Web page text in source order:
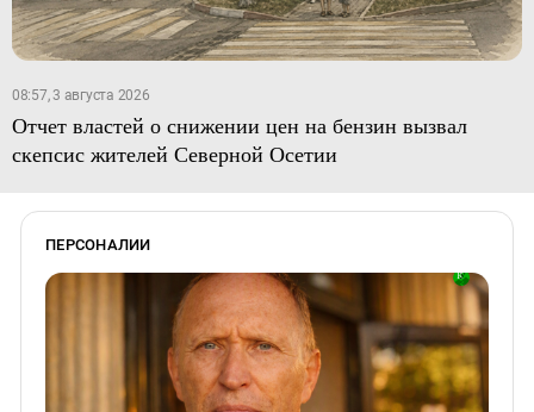
08:57, 3 августа 2026
Отчет властей о снижении цен на бензин вызвал
скепсис жителей Северной Осетии
ПЕРСОНАЛИИ